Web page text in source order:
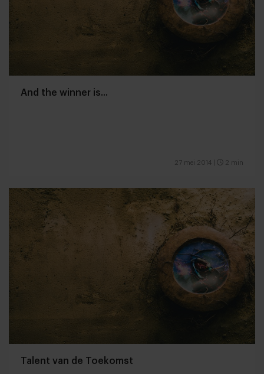
And the winner is...
27 mei 2014 2 min
Talent van de Toekomst